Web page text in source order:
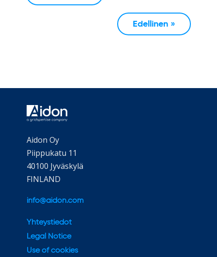
Edellinen »
Aidon Oy
Piippukatu 11
40100 Jyväskylä
FINLAND
info@aidon.com
Yhteystiedot
Legal Notice
Use of cookies